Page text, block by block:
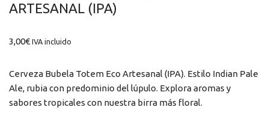
ARTESANAL (IPA)
3,00€ IVA incluido
Cerveza Bubela Totem Eco Artesanal (IPA). Estilo Indian Pale
Ale, rubia con predominio del lúpulo. Explora aromas y
sabores tropicales con nuestra birra más floral.